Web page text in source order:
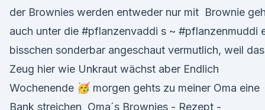
der Brownies werden entweder nur mit Brownie
auch unter die #pflanzenvaddi s ~ #pflanzenmuddi
bisschen sonderbar angeschaut vermutlich, weil das
Zeug hier wie Unkraut wächst aber Endlich
Wochenende 🥳 morgen gehts zu meiner Oma eine
Bank streichen Oma´s Brownies - Rezept -